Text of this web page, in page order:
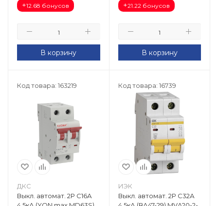
+12.68 бонусов
В корзину
+21.22 бонусов
В корзину
Код товара: 163219
ДКС
Выкл. автомат. 2Р С16А
Код товара: 16739
ИЭК
Выкл. автомат. 2Р С32А